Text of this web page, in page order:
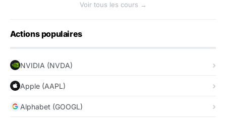
Voir tous les cours →
Actions populaires
NVIDIA (NVDA)
Apple (AAPL)
Alphabet (GOOGL)